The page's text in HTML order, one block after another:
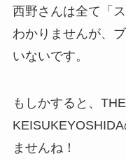
西野さんは全て「
わかりませんが、
いないです。
もしかすると、
ませんね！